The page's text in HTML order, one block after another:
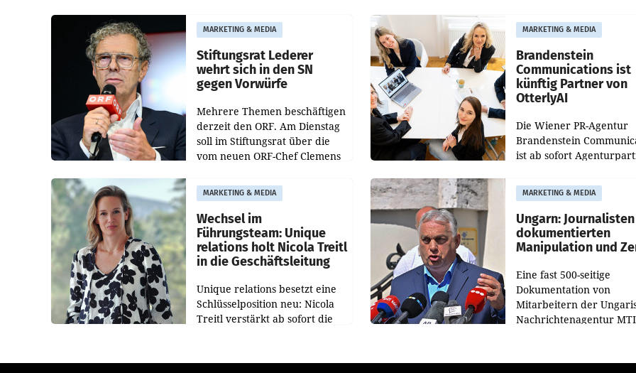
freigegeben: Die
Bundeswettbewerbsbehörde
und der Bundeskartellanwalt
aus, womit sich das
gegenüber Juli 2025
verdoppelte (+102
MARKETING & MEDIA
Stiftungsrat Lederer
wehrt sich in den SN
gegen Vorwürfe
Mehrere Themen beschäftigen
derzeit den ORF. Am Dienstag
soll im Stiftungsrat über die
vom neuen ORF-Chef Clemens
Besetzungen für die
Direktionen abgestimmt
werden.
MARKETING & MEDIA
Brandenstein
Communications ist
künftig Partner von
OtterlyAI
Die Wiener PR-Agentur
Brandenstein
ist ab sofort
Optimierungsplattform
OtterlyAI. Damit baut die
Agentur ihr
MARKETING & MEDIA
Wechsel im
Führungsteam: Unique
relations holt Nicola Treitl
in die Geschäftsleitung
Unique relations besetzt eine
Schlüsselposition neu: Nicola
Treitl verstärkt ab sofort die
Josef Kalina und Anna Kalina-
MARKETING & MEDIA
Ungarn: Journalisten
dokumentierten
Manipulation und
Eine fast 500-seitige
Dokumentation von
Mitarbeitern der
Nachrichtenagentur
der Agentur während